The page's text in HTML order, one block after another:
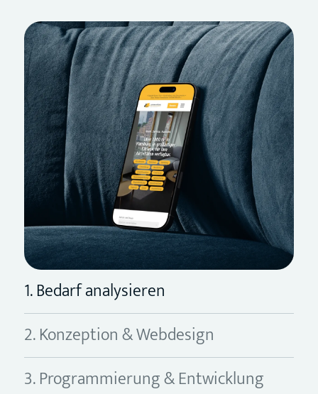
1. Bedarf analysieren
2. Konzeption & Webdesign
3. Programmierung & Entwicklung